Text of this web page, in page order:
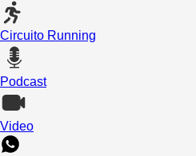
Circuito Running
Podcast
Video